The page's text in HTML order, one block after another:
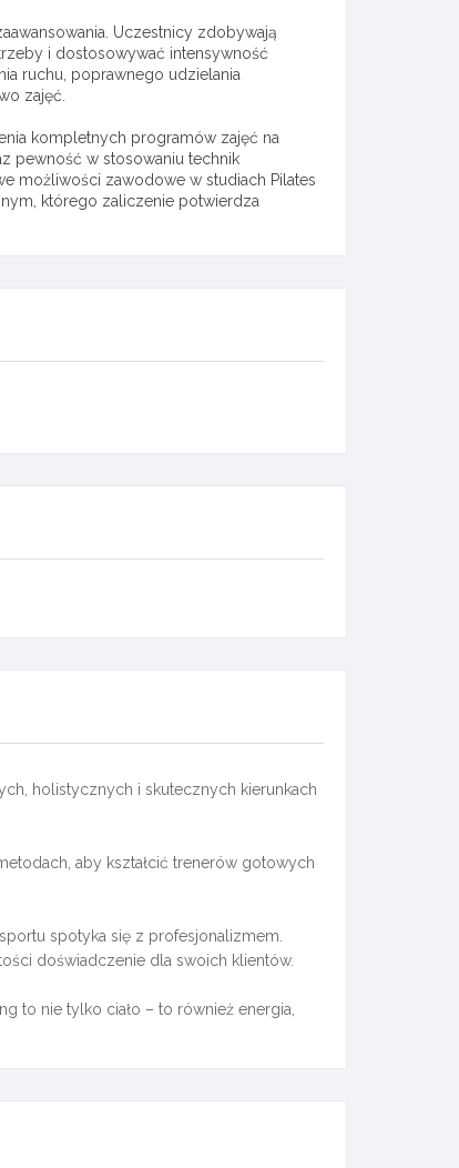
Uczestnicy zdobywają
i dostosowywać intensywność
ruchu, poprawnego udzielania
zajęć.
kompletnych programów zajęć na
pewność w stosowaniu technik
możliwości zawodowe w studiach Pilates
którego zaliczenie potwierdza
holistycznych i skutecznych kierunkach
aby kształcić trenerów gotowych
spotyka się z profesjonalizmem.
doświadczenie dla swoich klientów.
to nie tylko ciało – to również energia,